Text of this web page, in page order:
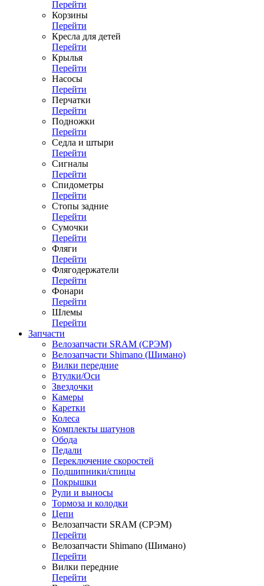
Перейти
Корзины
Перейти
Кресла для детей
Перейти
Крылья
Перейти
Насосы
Перейти
Перчатки
Перейти
Подножки
Перейти
Седла и штыри
Перейти
Сигналы
Перейти
Спидометры
Перейти
Стопы задние
Перейти
Сумочки
Перейти
Фляги
Перейти
Флягодержатели
Перейти
Фонари
Перейти
Шлемы
Перейти
Запчасти
Велозапчасти SRAM (СРЭМ)
Велозапчасти Shimano (Шимано)
Вилки передние
Втулки/Оси
Звездочки
Камеры
Каретки
Колеса
Комплекты шатунов
Обода
Педали
Переключение скоростей
Подшипники/спицы
Покрышки
Рули и выносы
Тормоза и колодки
Цепи
Велозапчасти SRAM (СРЭМ)
Перейти
Велозапчасти Shimano (Шимано)
Перейти
Вилки передние
Перейти